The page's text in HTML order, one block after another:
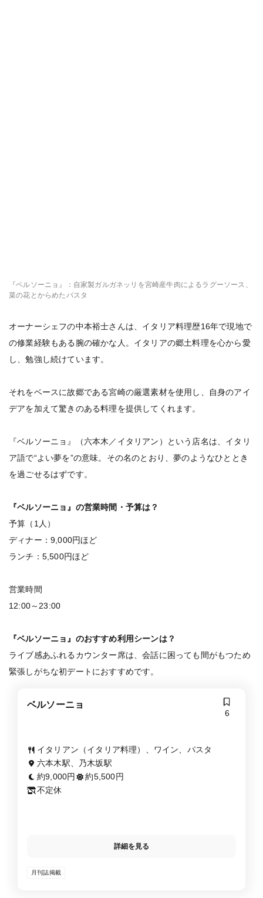
『ベルソーニョ』：自家製ガルガネッリを宮崎産牛肉によるラグーソース、
菜の花とからめたパスタ
オーナーシェフの中本裕士さんは、イタリア料理歴16年で現地で
の修業経験もある腕の確かな人。イタリアの郷土料理を心から愛
し、勉強し続けています。
それをベースに故郷である宮崎の厳選素材を使用し、自身のアイ
デアを加えて驚きのある料理を提供してくれます。
『ベルソーニョ』（六本木／イタリアン）という店名は、イタリ
ア語で“よい夢を”の意味。その名のとおり、夢のようなひととき
を過ごせるはずです。
『ベルソーニョ』の営業時間・予算は？
予算（1人）
ディナー：9,000円ほど
ランチ：5,500円ほど
営業時間
12:00～23:00
『ベルソーニョ』のおすすめ利用シーンは？
ライブ感あふれるカウンター席は、会話に困っても間がもつため
緊張しがちな初デートにおすすめです。
ベルソーニョ
6
イタリアン（イタリア料理）、ワイン、パスタ
六本木駅、乃木坂駅
約9,000円
約5,500円
不定休
詳細を見る
月刊誌掲載